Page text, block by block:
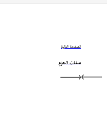
الصفحة التالية
ملفات الحزم